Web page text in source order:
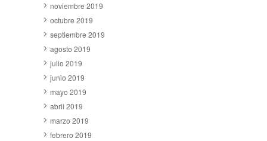
noviembre 2019
octubre 2019
septiembre 2019
agosto 2019
julio 2019
junio 2019
mayo 2019
abril 2019
marzo 2019
febrero 2019